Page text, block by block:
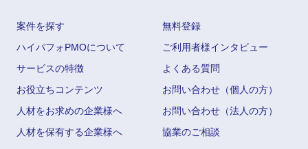
案件を探す
無料登録
ハイパフォPMOについて
ご利用者様インタビュー
サービスの特徴
よくある質問
お役立ちコンテンツ
お問い合わせ（個人の方）
人材をお求めの企業様へ
お問い合わせ（法人の方）
人材を保有する企業様へ
協業のご相談